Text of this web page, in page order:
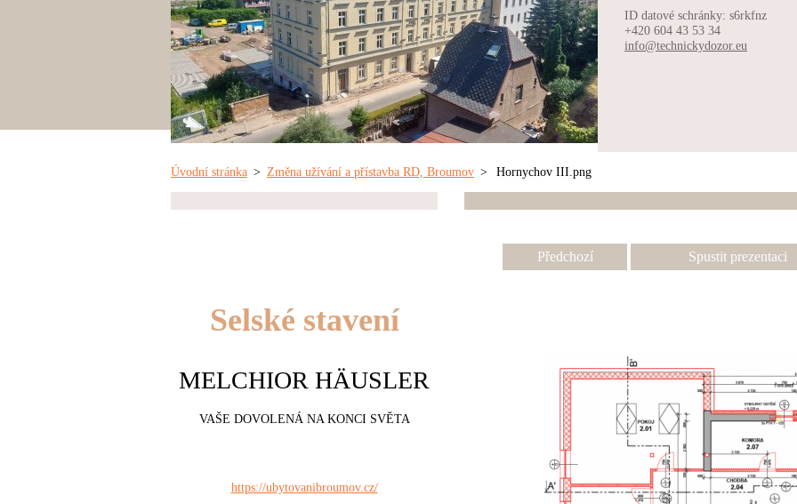
ID datové schránky: s6rkfnz
+420 604 43 53 34
info@technickydozor.eu
Úvodní stránka > Změna užívání a přístavba RD, Broumov > Hornychov III.png
Selské stavení
MELCHIOR HÄUSLER
VAŠE DOVOLENÁ NA KONCI SVĚTA
https://ubytovanibroumov.cz/
Předchozí Spustit prezentaci